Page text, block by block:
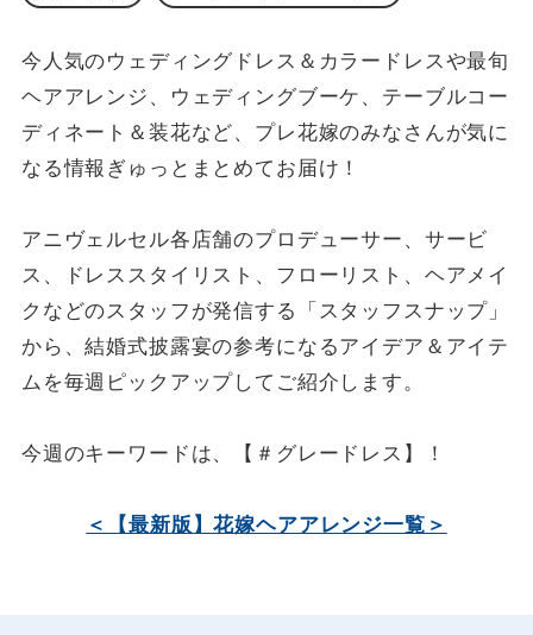
今人気のウェディングドレス＆カラードレスや最旬
ヘアアレンジ、ウェディングブーケ、テーブルコー
ディネート＆装花など、プレ花嫁のみなさんが気に
なる情報ぎゅっとまとめてお届け！
アニヴェルセル各店舗のプロデューサー、サービ
ス、ドレススタイリスト、フローリスト、ヘアメイ
クなどのスタッフが発信する「スタッフスナップ」
から、結婚式披露宴の参考になるアイデア＆アイテ
ムを毎週ピックアップしてご紹介します。
今週のキーワードは、【＃グレードレス】！
＜【最新版】花嫁ヘアアレンジ一覧＞